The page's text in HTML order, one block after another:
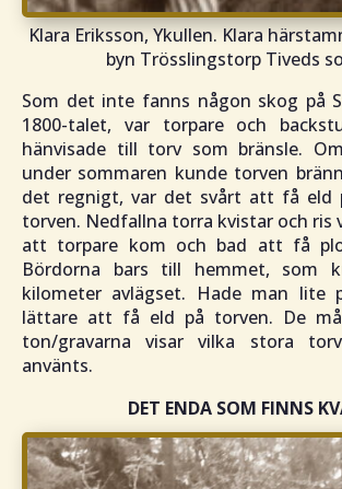
Klara Eriksson, Ykullen. Klara
byn Trösslingstorp Tiveds
Som det inte fanns någon skog på
1800-talet, var torpare och
hänvisade till torv som bränsle.
under sommaren kunde torven
det regnigt, var det svårt att få eld
torven. Nedfallna torra kvistar och ris
att torpare kom och bad att få
Bördorna bars till hemmet, som
kilometer avlägset. Hade man lite
lättare att få eld på torven. De
ton/gravarna visar vilka stora
använts.
DET ENDA SOM FINNS